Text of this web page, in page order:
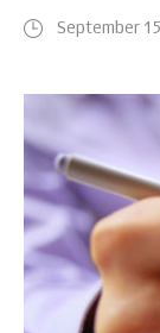
September